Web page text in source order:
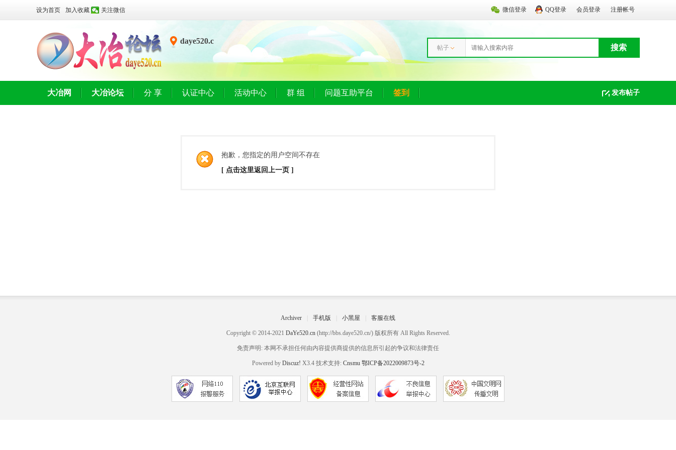
微信登录 QQ登录 会员登录 注册帐号
设为首页 加入收藏 关注微信
daye520.c
帖子 搜索
发布帖子
大冶网 大冶论坛 分 享 认证中心 活动中心 群 组 问题互助平台 签到
抱歉，您指定的用户空间不存在
[ 点击这里返回上一页 ]
Archiver 手机版 小黑屋 客服在线
Copyright © 2014-2021 DaYe520.cn(http://bbs.daye520.cn/) 版权所有 All Rights Reserved.
免责声明: 本网不承担任何由内容提供商提供的信息所引起的争议和法律责任
Powered by Discuz! X3.4 技术支持: Cnsmu 鄂ICP备2022009873号-2